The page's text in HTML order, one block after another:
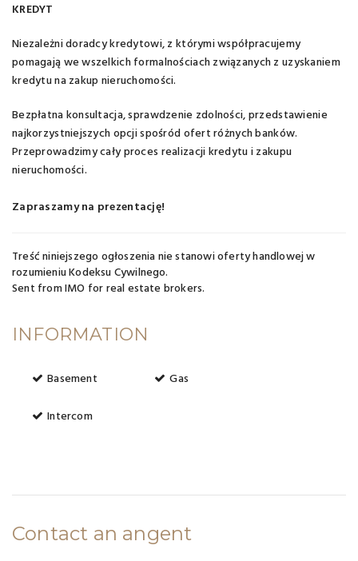
KREDYT
Niezależni doradcy kredytowi, z którymi współpracujemy
pomagają we wszelkich formalnościach związanych z uzyskaniem
kredytu na zakup nieruchomości.
Bezpłatna konsultacja, sprawdzenie zdolności, przedstawienie
najkorzystniejszych opcji spośród ofert różnych banków.
Przeprowadzimy cały proces realizacji kredytu i zakupu
nieruchomości.
Zapraszamy na prezentację!
Treść niniejszego ogłoszenia nie stanowi oferty handlowej w
rozumieniu Kodeksu Cywilnego.
Sent fromIMO for real estate brokers.
INFORMATION
Basement Gas
Intercom
Contact an angent